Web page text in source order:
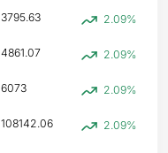
3795.63 2.09%
4861.07 2.09%
6073 2.09%
108142.06 2.09%